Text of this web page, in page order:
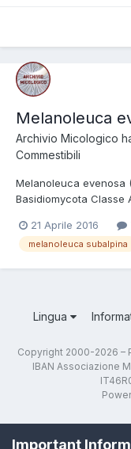
Melanoleuca
Archivio Micologico
Commestibili
Melanoleuca evenosa
Basidiomycota Classe
Alboflavidae Sinonimi
Bresinsky & Stangl
21 Aprile 2016
melanoleuca subalpina
Lingua
Copyright 2000-2026 –
IBAN Associazione
Important